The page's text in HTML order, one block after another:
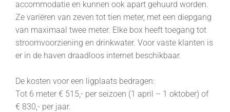
accommodatie en kunnen ook apart gehuurd worden.
Ze variëren van zeven tot tien meter, met een diepgang
van maximaal twee meter. Elke box heeft toegang tot
stroomvoorziening en drinkwater. Voor vaste klanten is
er in de haven draadloos internet beschikbaar.
De kosten voor een ligplaats bedragen:
Tot 6 meter € 515,- per seizoen (1 april – 1 oktober) of
€ 830,- per jaar.